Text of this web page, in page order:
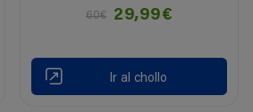
60€
29,99€
Ir al chollo